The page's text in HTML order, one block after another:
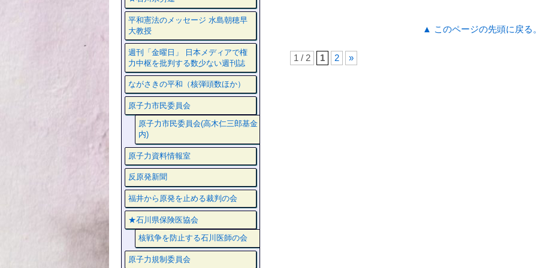
▲ このページの先頭に戻
1 / 2 1 2 »
平和憲法のメッセージ 水島朝穂早
大教授
週刊「金曜日」 日本メディアで権
力中枢を批判する数少ない週刊誌
ながさきの平和（核弾頭数ほか）
原子力市民委員会
原子力市民委員会(高木仁三郎基金
内)
原子力資料情報室
反原発新聞
福井から原発を止める裁判の会
★石川県保険医協会
核戦争を防止する石川医師の会
原子力規制委員会